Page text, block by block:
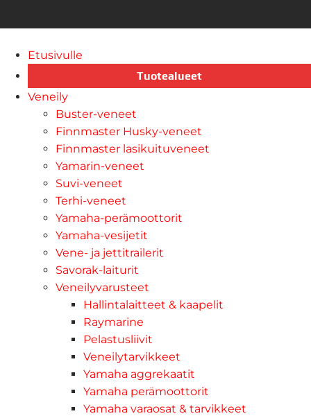
Etusivulle
Tuotealueet
Veneily
Buster-veneet
Finnmaster Husky-veneet
Finnmaster lasikuituveneet
Yamarin-veneet
Suvi-veneet
Terhi-veneet
Yamaha-perämoottorit
Yamaha-vesijetit
Vene- ja jettitrailerit
Savorak-laiturit
Veneilyvarusteet
Hallintalaitteet & kaapelit
Raymarine
Pelastusliivit
Veneilytarvikkeet
Yamaha aggrekaatit
Yamaha perämoottorit
Yamaha varaosat & tarvikkeet